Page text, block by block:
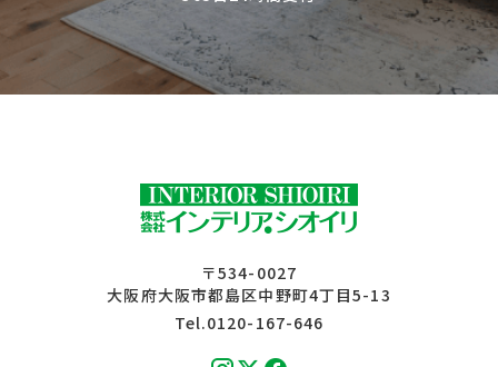
〒534-0027
大阪府大阪市都島区中野町4丁目5-13
Tel.0120-167-646